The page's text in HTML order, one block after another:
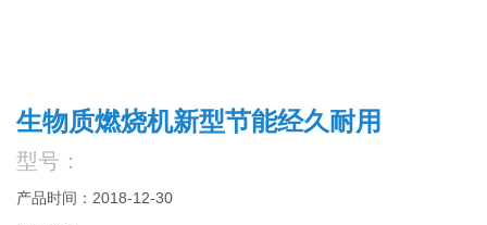
生物质燃烧机新型节能经久耐用
型号：
产品时间：2018-12-30